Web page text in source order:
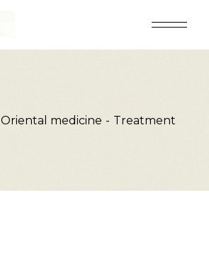
Oriental medicine Treatment